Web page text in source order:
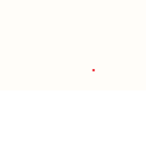
.